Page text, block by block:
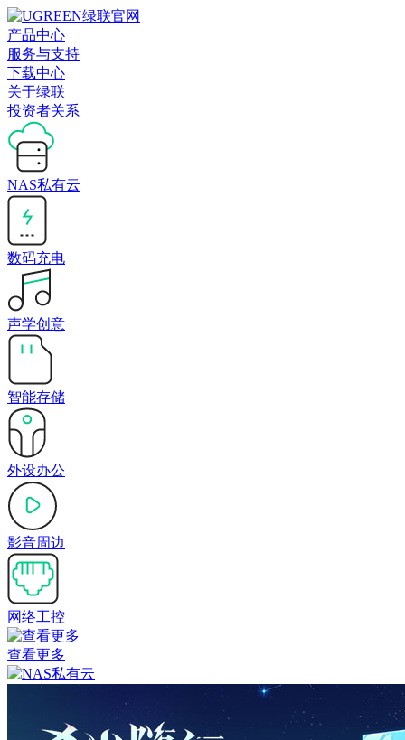
产品中心
服务与支持
下载中心
关于绿联
投资者关系
NAS私有云
数码充电
声学创意
智能存储
外设办公
影音周边
网络工控
查看更多